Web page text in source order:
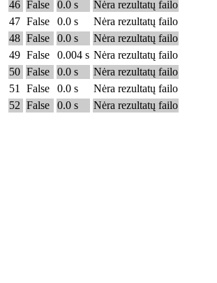
46 False 0.0 s
Nėra rezultatų failo
47 False 0.0 s
Nėra rezultatų failo
48 False 0.0 s
Nėra rezultatų failo
49 False 0.004 s Nėra rezultatų failo
50 False 0.0 s
Nėra rezultatų failo
51
False 0.0 s
Nėra rezultatų failo
52 False 0.0 s Nėra rezultatų failo